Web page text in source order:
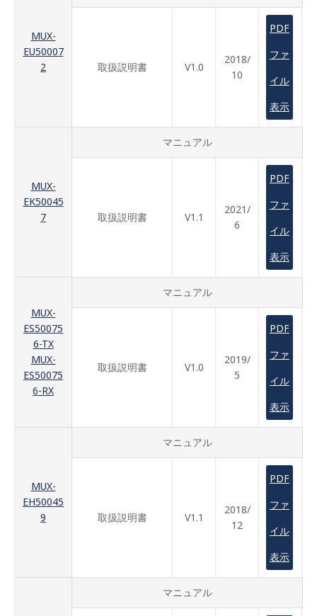
MUX-
EU50007
2
取扱説明書 V1.0
2018/
10
PDF
ファ
イル
表示
MUX-
EK50045
7
マニュアル
取扱説明書 V1.1
2021/
6
PDF
ファ
イル
表示
MUX-
ES50075
6-TX
MUX-
ES50075
6-RX
マニュアル
取扱説明書 V1.0
2019/
5
PDF
ファ
イル
表示
MUX-
EH50045
9
マニュアル
取扱説明書 V1.1
2018/
12
PDF
ファ
イル
表示
マニュアル